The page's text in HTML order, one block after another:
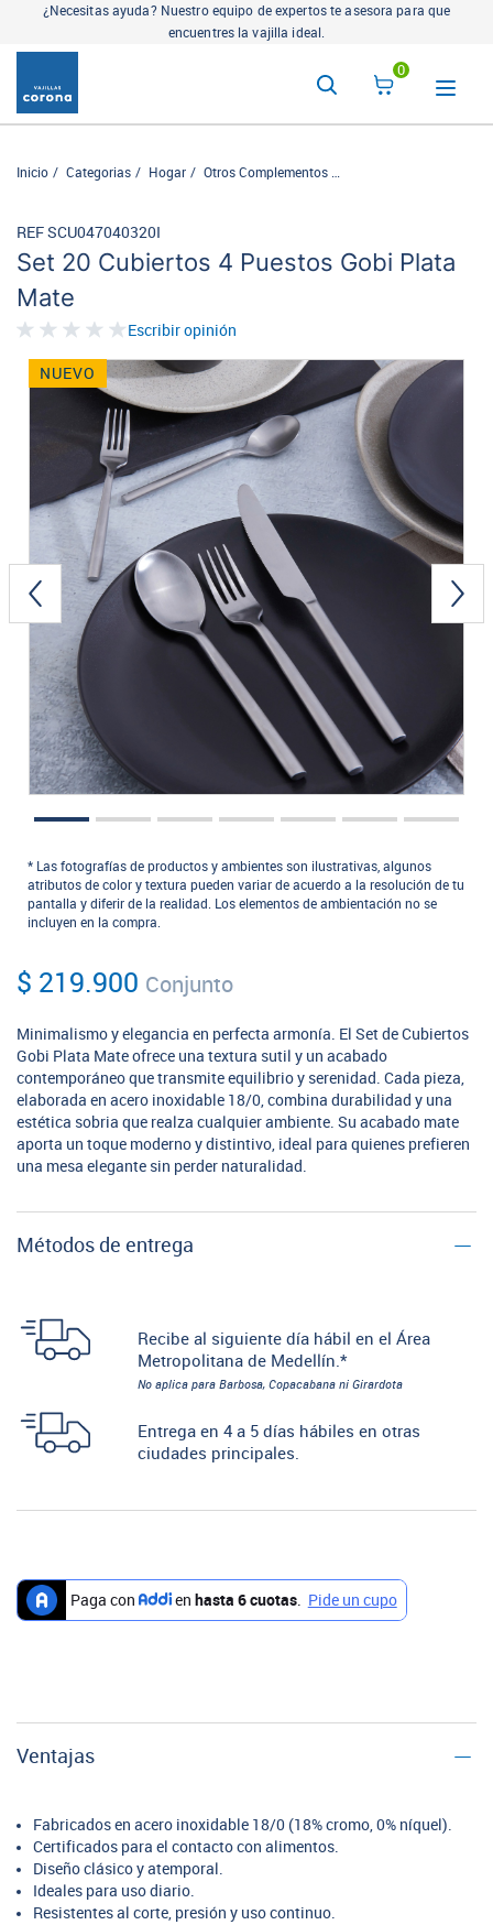
¿Necesitas ayuda? Nuestro equipo de expertos te asesora para que
encuentres la vajilla ideal.
0
Inicio Categorias Hogar Otros Complementos
Set 20 Cubiertos 4 Puestos Gobi Plata
Mate
REF SCU047040320I
Escribir opinión
NUEVO
* Las fotografías de productos y ambientes son ilustrativas, algunos
atributos de color y textura pueden variar de acuerdo a la resolución de tu
pantalla y diferir de la realidad. Los elementos de ambientación no se
incluyen en la compra.
$ 219.900 Conjunto
Minimalismo y elegancia en perfecta armonía. El Set de Cubiertos
Gobi Plata Mate ofrece una textura sutil y un acabado
contemporáneo que transmite equilibrio y serenidad. Cada pieza,
elaborada en acero inoxidable 18/0, combina durabilidad y una
estética sobria que realza cualquier ambiente. Su acabado mate
aporta un toque moderno y distintivo, ideal para quienes prefieren
una mesa elegante sin perder naturalidad.
Métodos de entrega
Recibe al siguiente día hábil en el Área
Metropolitana de Medellín.*
No aplica para Barbosa, Copacabana ni Girardota
Entrega en 4 a 5 días hábiles en otras
ciudades principales.
Ventajas
Fabricados en acero inoxidable 18/0 (18% cromo, 0% níquel).
Certificados para el contacto con alimentos.
Diseño clásico y atemporal.
Ideales para uso diario.
Resistentes al corte, presión y uso continuo.